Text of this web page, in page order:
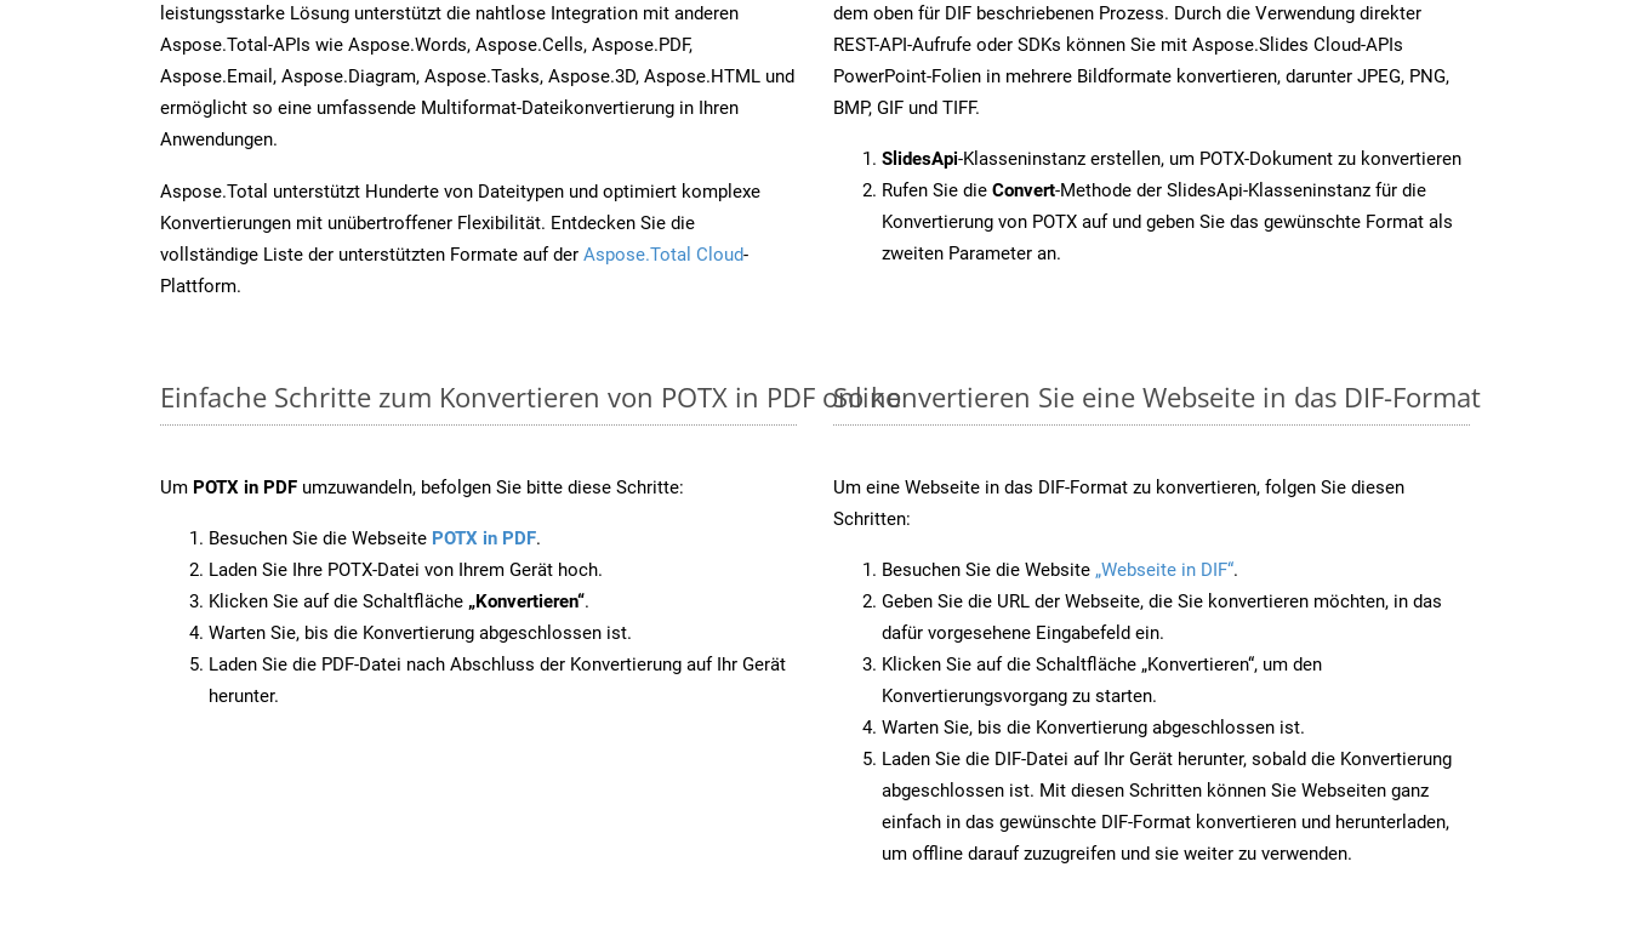
leistungsstarke Lösung unterstützt die nahtlose Integration mit anderen
Aspose.Total-APIs wie Aspose.Words, Aspose.Cells, Aspose.PDF,
Aspose.Email, Aspose.Diagram, Aspose.Tasks, Aspose.3D, Aspose.HTML und
ermöglicht so eine umfassende Multiformat-Dateikonvertierung in Ihren
Anwendungen.
Aspose.Total unterstützt Hunderte von Dateitypen und optimiert komplexe
Konvertierungen mit unübertroffener Flexibilität. Entdecken Sie die
vollständige Liste der unterstützten Formate auf der Aspose.Total Cloud-
Plattform.
dem oben für DIF beschriebenen Prozess. Durch die Verwendung direkter
REST-API-Aufrufe oder SDKs können Sie mit Aspose.Slides Cloud-APIs
PowerPoint-Folien in mehrere Bildformate konvertieren, darunter JPEG, PNG,
BMP, GIF und TIFF.
SlidesApi-Klasseninstanz erstellen, um POTX-Dokument zu konvertieren
Rufen Sie die Convert-Methode der SlidesApi-Klasseninstanz für die
Konvertierung von POTX auf und geben Sie das gewünschte Format als
zweiten Parameter an.
Einfache Schritte zum Konvertieren von POTX in PDF online
Um POTX in PDF umzuwandeln, befolgen Sie bitte diese Schritte:
Besuchen Sie die Webseite POTX in PDF.
Laden Sie Ihre POTX-Datei von Ihrem Gerät hoch.
Klicken Sie auf die Schaltfläche „Konvertieren“.
Warten Sie, bis die Konvertierung abgeschlossen ist.
Laden Sie die PDF-Datei nach Abschluss der Konvertierung auf Ihr Gerät
herunter.
So konvertieren Sie eine Webseite in das DIF-Format
Um eine Webseite in das DIF-Format zu konvertieren, folgen Sie diesen
Schritten:
Besuchen Sie die Website „Webseite in DIF“.
Geben Sie die URL der Webseite, die Sie konvertieren möchten, in das
dafür vorgesehene Eingabefeld ein.
Klicken Sie auf die Schaltfläche „Konvertieren“, um den
Konvertierungsvorgang zu starten.
Warten Sie, bis die Konvertierung abgeschlossen ist.
Laden Sie die DIF-Datei auf Ihr Gerät herunter, sobald die Konvertierung
abgeschlossen ist. Mit diesen Schritten können Sie Webseiten ganz
einfach in das gewünschte DIF-Format konvertieren und herunterladen,
um offline darauf zuzugreifen und sie weiter zu verwenden.